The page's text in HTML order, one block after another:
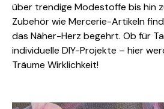
über trendige Modestoffe bis hin
Zubehör wie Mercerie-Artikeln
das Näher-Herz begehrt. Ob für
individuelle DIY-Projekte – hier
Träume Wirklichkeit!